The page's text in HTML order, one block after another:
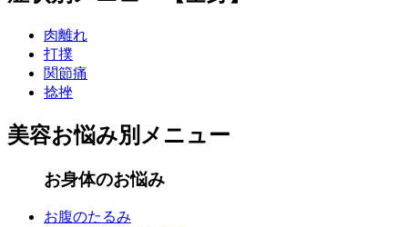
肉離れ
打撲
関節痛
捻挫
美容お悩み別メニュー
お身体のお悩み
お腹のたるみ